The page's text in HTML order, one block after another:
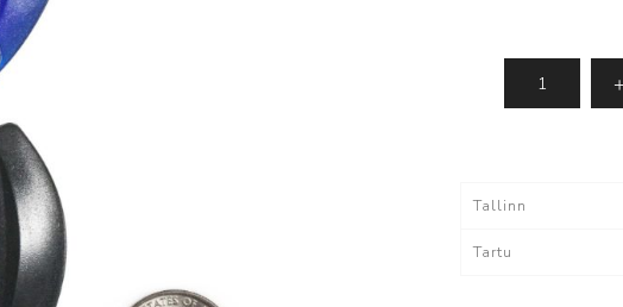
Forteza
Alean
Andmesalvestus
Synology
Tallinn
Tartu